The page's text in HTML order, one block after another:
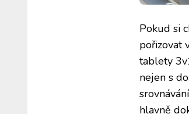
Pokud si
pořizovat
tablety
nejen s
hlavně